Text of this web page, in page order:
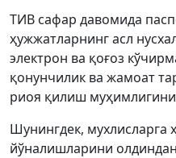
ТИВ сафар давомида
ҳужжатларнинг асл
электрон ва қоғоз
қонунчилик ва жамоат
риоя қилиш муҳимлигини
Шунингдек, мухлисларга
йўналишларини